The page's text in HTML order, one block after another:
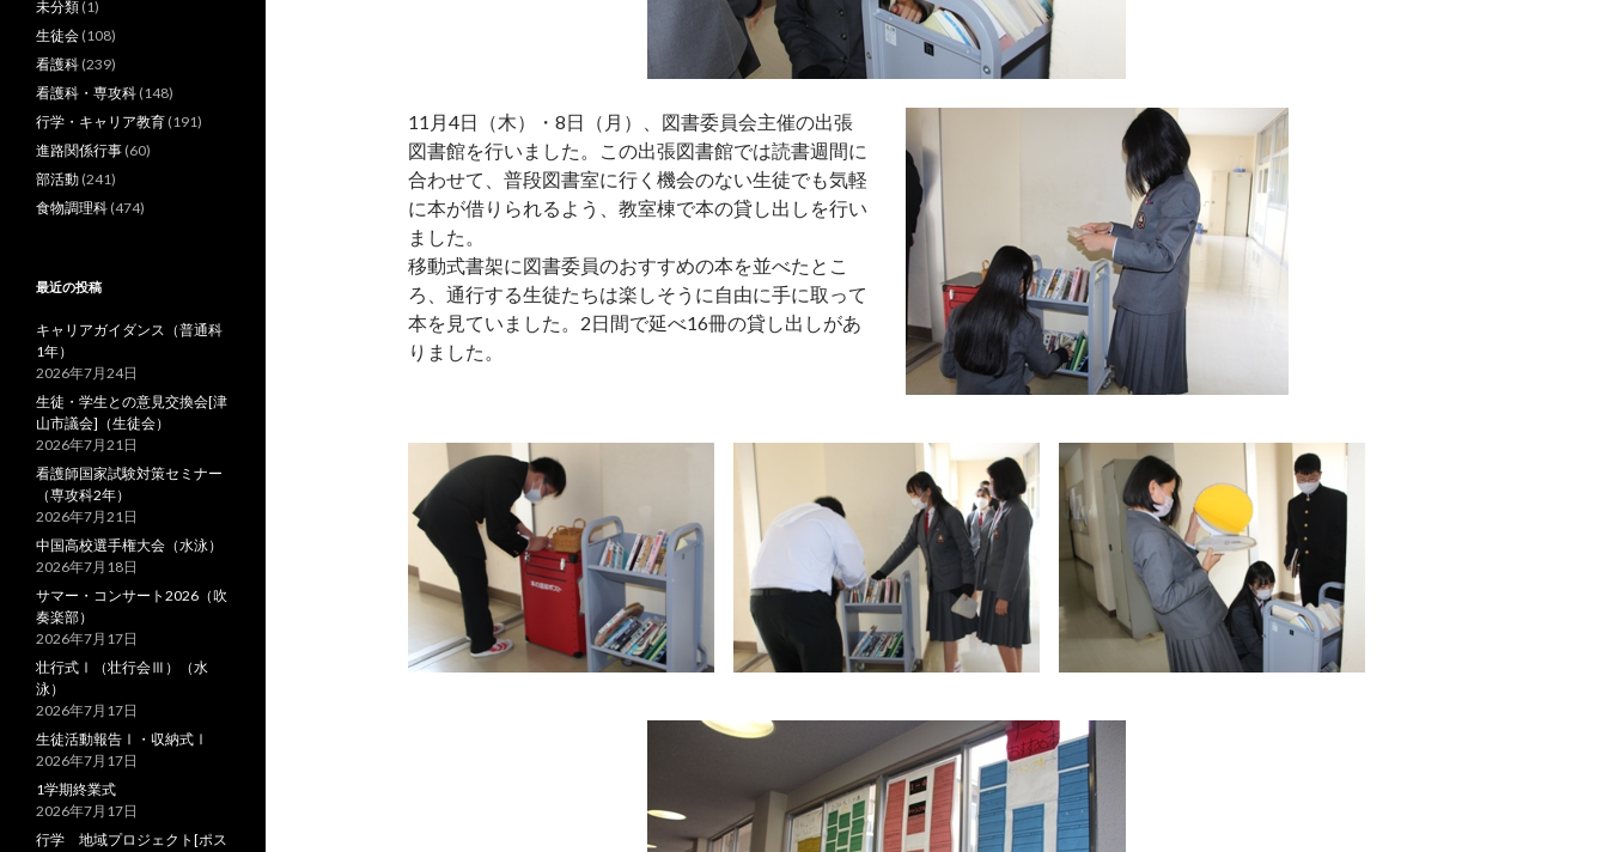
11月4日（木）・8日（月）、図書委員会主催の出張
図書館を行いました。この出張図書館では読書週間に
合わせて、普段図書室に行く機会のない生徒でも気軽
に本が借りられるよう、教室棟で本の貸し出しを行い
ました。
移動式書架に図書委員のおすすめの本を並べたとこ
ろ、通行する生徒たちは楽しそうに自由に手に取って
本を見ていました。2日間で延べ16冊の貸し出しがあ
りました。
未分類 (1)
生徒会 (108)
看護科 (239)
看護科・専攻科 (148)
行学・キャリア教育 (191)
進路関係行事 (60)
部活動 (241)
食物調理科 (474)
最近の投稿
キャリアガイダンス（普通科
1年）
2026年7月24日
生徒・学生との意見交換会[津
山市議会]（生徒会）
2026年7月21日
看護師国家試験対策セミナー
（専攻科2年）
2026年7月21日
中国高校選手権大会（水泳）
2026年7月18日
サマー・コンサート2026（吹
奏楽部）
2026年7月17日
壮行式Ⅰ（壮行会Ⅲ）（水
泳）
2026年7月17日
生徒活動報告Ⅰ・収納式Ⅰ
2026年7月17日
1学期終業式
2026年7月17日
行学 地域プロジェクト[ポス